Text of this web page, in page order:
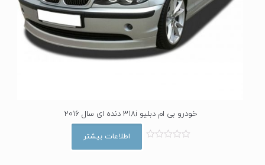
خودرو بی ام دبلیو 318i دنده ای سال 2016
اطلاعات بیشتر